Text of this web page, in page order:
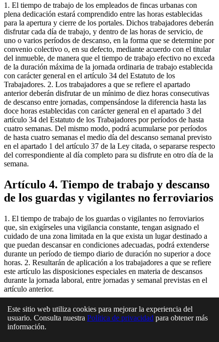
1. El tiempo de trabajo de los empleados de fincas urbanas con
plena dedicación estará comprendido entre las horas establecidas
para la apertura y cierre de los portales. Dichos trabajadores deberán
disfrutar cada día de trabajo, y dentro de las horas de servicio, de
uno o varios períodos de descanso, en la forma que se determine por
convenio colectivo o, en su defecto, mediante acuerdo con el titular
del inmueble, de manera que el tiempo de trabajo efectivo no exceda
de la duración máxima de la jornada ordinaria de trabajo establecida
con carácter general en el artículo 34 del Estatuto de los
Trabajadores. 2. Los trabajadores a que se refiere el apartado
anterior deberán disfrutar de un mínimo de diez horas consecutivas
de descanso entre jornadas, compensándose la diferencia hasta las
doce horas establecidas con carácter general en el apartado 3 del
artículo 34 del Estatuto de los Trabajadores por períodos de hasta
cuatro semanas. Del mismo modo, podrá acumularse por períodos
de hasta cuatro semanas el medio día del descanso semanal previsto
en el apartado 1 del artículo 37 de la Ley citada, o separarse respecto
del correspondiente al día completo para su disfrute en otro día de la
semana.
Artículo 4. Tiempo de trabajo y descanso
de los guardas y vigilantes no ferroviarios
1. El tiempo de trabajo de los guardas o vigilantes no ferroviarios
que, sin exigírseles una vigilancia constante, tengan asignado el
cuidado de una zona limitada en la que exista un lugar destinado a
que puedan descansar en condiciones adecuadas, podrá extenderse
durante un período de tiempo diario de duración no superior a doce
horas. 2. Resultarán de aplicación a los trabajadores a que se refiere
este artículo las disposiciones especiales en materia de descansos
durante la jornada laboral, entre jornadas y semanal previstas en el
artículo anterior.
En esta página
Artículo 3. Tiempo de trabajo y descanso de los empleados de
Este sitio web utiliza cookies para mejorar la experiencia del
usuario. Consulta nuestra Política de privacidad para obtener más
información.